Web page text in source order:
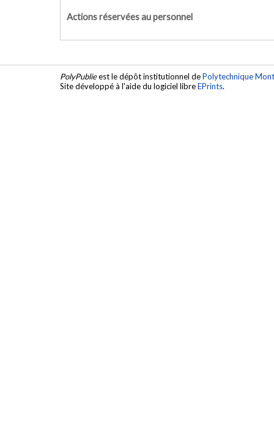
Actions réservées au personnel
PolyPublieest le dépôt institutionnel dePolytechnique
Site développé à l'aide du logiciel libreEPrints.